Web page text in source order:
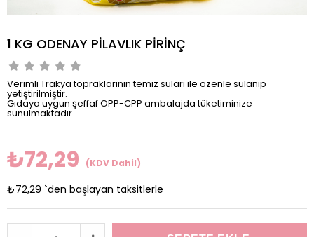
1 KG ODENAY PİLAVLIK PİRİNÇ
Verimli Trakya topraklarının temiz suları ile özenle sulanıp
yetiştirilmiştir.
Gıdaya uygun şeffaf OPP-CPP ambalajda tüketiminize
sunulmaktadır.
₺72,29 (KDV Dahil)
₺72,29 `den başlayan taksitlerle